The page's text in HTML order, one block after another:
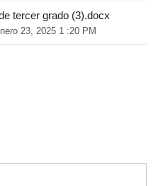
tercer grado (3).docx
23, 2025 1 :20 PM